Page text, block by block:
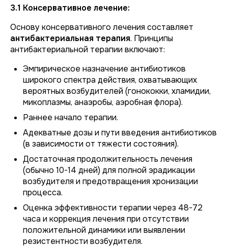
3.1 Консервативное лечение:
Основу консервативного лечения составляет
антибактериальная терапия. Принципы
антибактериальной терапии включают:
Эмпирическое назначение антибиотиков
широкого спектра действия, охватывающих
вероятных возбудителей (гонококки, хламидии,
микоплазмы, анаэробы, аэробная флора).
Раннее начало терапии.
Адекватные дозы и пути введения антибиотиков
(в зависимости от тяжести состояния).
Достаточная продолжительность лечения
(обычно 10-14 дней) для полной эрадикации
возбудителя и предотвращения хронизации
процесса.
Оценка эффективности терапии через 48-72
часа и коррекция лечения при отсутствии
положительной динамики или выявлении
резистентности возбудителя.